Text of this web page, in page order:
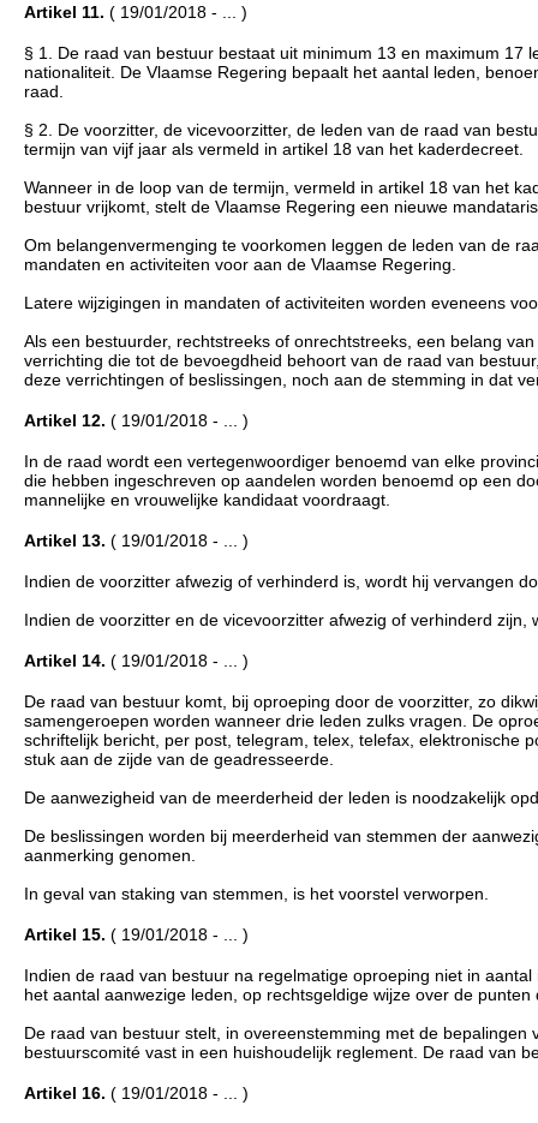
Artikel 11. ( 19/01/2018 - ... )
§ 1. De raad van bestuur bestaat uit minimum 13 en maximum 17
nationaliteit. De Vlaamse Regering bepaalt het aantal leden,
raad.
§ 2. De voorzitter, de vicevoorzitter, de leden van de raad van
termijn van vijf jaar als vermeld in artikel 18 van het kaderdecreet.
Wanneer in de loop van de termijn, vermeld in artikel 18 van het
bestuur vrijkomt, stelt de Vlaamse Regering een nieuwe
Om belangenvermenging te voorkomen leggen de leden van de
mandaten en activiteiten voor aan de Vlaamse Regering.
Latere wijzigingen in mandaten of activiteiten worden eveneens
Als een bestuurder, rechtstreeks of onrechtstreeks, een belang
verrichting die tot de bevoegdheid behoort van de raad van
deze verrichtingen of beslissingen, noch aan de stemming in dat
Artikel 12. ( 19/01/2018 - ... )
In de raad wordt een vertegenwoordiger benoemd van elke
die hebben ingeschreven op aandelen worden benoemd op een
mannelijke en vrouwelijke kandidaat voordraagt.
Artikel 13. ( 19/01/2018 - ... )
Indien de voorzitter afwezig of verhinderd is, wordt hij vervangen
Indien de voorzitter en de vicevoorzitter afwezig of verhinderd
Artikel 14. ( 19/01/2018 - ... )
De raad van bestuur komt, bij oproeping door de voorzitter, zo
samengeroepen worden wanneer drie leden zulks vragen. De
schriftelijk bericht, per post, telegram, telex, telefax, elektronische
stuk aan de zijde van de geadresseerde.
De aanwezigheid van de meerderheid der leden is noodzakelijk
De beslissingen worden bij meerderheid van stemmen der
aanmerking genomen.
In geval van staking van stemmen, is het voorstel verworpen.
Artikel 15. ( 19/01/2018 - ... )
Indien de raad van bestuur na regelmatige oproeping niet in
het aantal aanwezige leden, op rechtsgeldige wijze over de
De raad van bestuur stelt, in overeenstemming met de
bestuurscomité vast in een huishoudelijk reglement. De raad van
Artikel 16. ( 19/01/2018 - ... )